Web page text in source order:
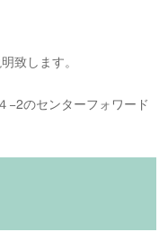
致します。
−2のセンターフォワード